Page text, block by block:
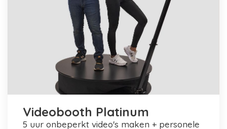
Videobooth Platinum
5 uur onbeperkt video's maken + personele